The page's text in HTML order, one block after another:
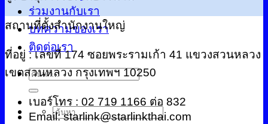
ร่วมงานกับเรา
บทความของเรา
ติดต่อเรา
ค้นหา:
ค้นหา:
สถานที่ตั้งสำนักงานใหญ่
ที่อยู่ : เลขที่ 174 ซอยพระรามเก้า 41 แขวงสวนหลวง
เขตสวนหลวง กรุงเทพฯ 10250
เบอร์โทร : 02 719 1166 ต่อ 832
Email: starlink@starlinkthai.com